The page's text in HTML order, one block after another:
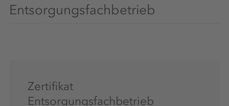
Entsorgungsfachbetrieb
Zertifikat
Entsorgungsfachbetrieb